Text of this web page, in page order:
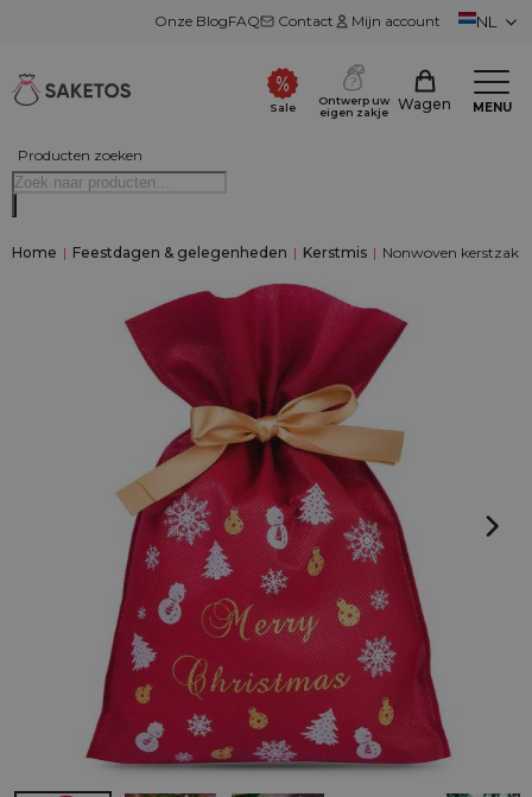
Onze BlogFAQ Contact Mijn account NL
Producten zoeken
Sale
Ontwerp uw
eigen zakje
Wagen MENU
Home | Feestdagen & gelegenheden | Kerstmis | Nonwoven